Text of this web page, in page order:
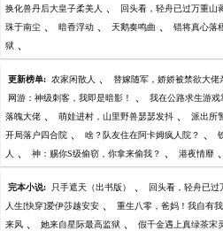
换化兽丹后大皇子柔美人 、 回头看，轻舟已过万重山
珠于南尘 、 暗香浮动 、 天鹅奏鸣曲 、 错将真心落
狱 、
更新榜单: 农家闲散人 、 替嫁随军，娇娇被禁欲大佬
网游：神级刺客，我即是暗影！ 、 我在公路求生游戏
落魄大佬 、 萌娃进村，山里野兽瑟瑟发抖 、 派出所
开局落户四合院 、 啥？队友住在阿卡姆疯人院？ 、
人 、 神：赐你S级偷窃，你拿来偷我？ 、 港夜情靡 、
完本小说: 只手遮天（出书版） 、 回头看，轻舟已过
人生[快穿]爱伊莎越安安 、 重生八零，爸妈！我自有
来风 、 她来自星际最高监狱 、 假千金遇上真绿茶宋